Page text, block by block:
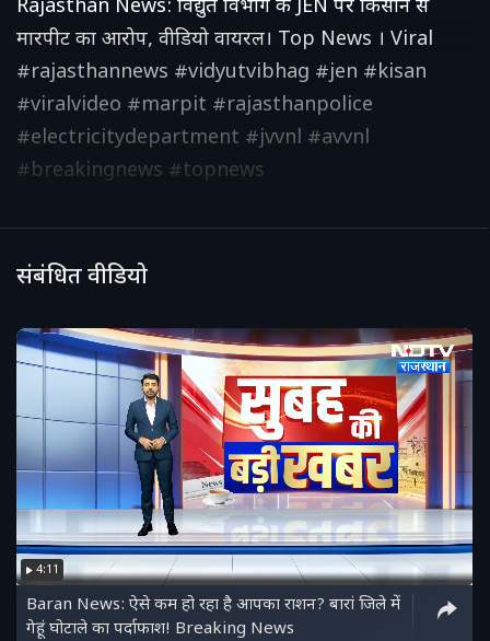
Rajasthan News: विद्युत विभाग के JEN पर किसान से
मारपीट का आरोप, वीडियो वायरल। Top News । Viral
#rajasthannews #vidyutvibhag #jen #kisan
#viralvideo #marpit #rajasthanpolice
#electricitydepartment #jvvnl #avvnl
#breakingnews #topnews
संबंधित वीडियो
4:11
Baran News: ऐसे कम हो रहा है आपका राशन? बारां जिले में
गेहूं घोटाले का पर्दाफाश! Breaking News